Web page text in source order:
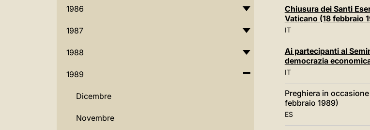
1986
1987
1988
1989
Dicembre
Novembre
Chiusura dei Santi
Vaticano (18 febbraio
IT
Ai partecipanti al
democrazia
IT
Preghiera in
febbraio 1989)
ES